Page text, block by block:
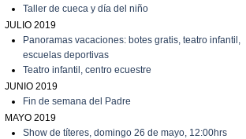
Taller de cueca y día del niño
JULIO 2019
Panoramas vacaciones: botes gratis, teatro infantil,
escuelas deportivas
Teatro infantil, centro ecuestre
JUNIO 2019
Fin de semana del Padre
MAYO 2019
Show de títeres, domingo 26 de mayo, 12:00hrs